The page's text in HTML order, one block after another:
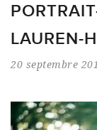
LAUREN-
20 septembre